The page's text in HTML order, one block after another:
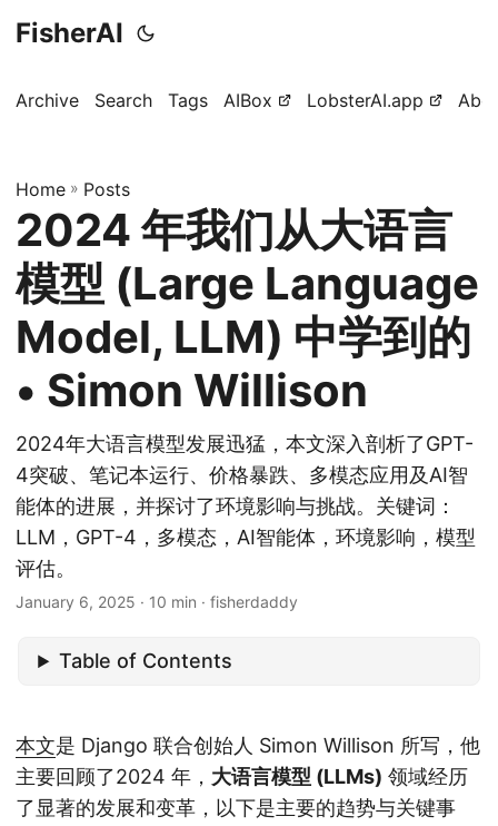
FisherAI
Archive Search Tags AIBox LobsterAI.app
Home » Posts
2024 年我们从大语言
模型 (Large Language
Model, LLM) 中学到的
• Simon Willison
2024年大语言模型发展迅猛，本文深入剖析了GPT-
4突破、笔记本运行、价格暴跌、多模态应用及AI智
能体的进展，并探讨了环境影响与挑战。关键词：
LLM，GPT-4，多模态，AI智能体，环境影响，模型
评估。
January 6, 2025 · 10 min · fisherdaddy
Table of Contents
本文是 Django 联合创始人 Simon Willison 所写，他
主要回顾了2024 年， 大语言模型 (LLMs) 领域经历
了显著的发展和变革，以下是主要的趋势与关键事